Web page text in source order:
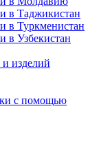
в Таджикистан
в Туркменистан
в Узбекистан
изделий
с помощью